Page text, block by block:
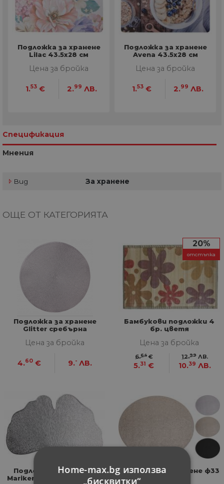
Подложка за хранене
Lilac 43.5x28 см
Цена за бройка
1.53 € 2.99 ЛВ.
Подложка за хранене
Avena 43.5x28 см
Цена за бройка
1.53 € 2.99 ЛВ.
Спецификация
Мнения
Вид За хранене
ОЩЕ ОТ КАТЕГОРИЯТА
Подложка за хранене
Glitter сребърна
Цена за бройка
4.60 € 9.- ЛВ.
20%
отстъпка
Бамбукови подложки 4
бр. цветя
Цена за бройка
6.64 €
5.31 €
12.99 ЛВ.
10.39 ЛВ.
Подложка за хранене
Mariken 45x30 см сребро
Подложка за хранене ф33
Home-max.bg използва
„бисквитки“